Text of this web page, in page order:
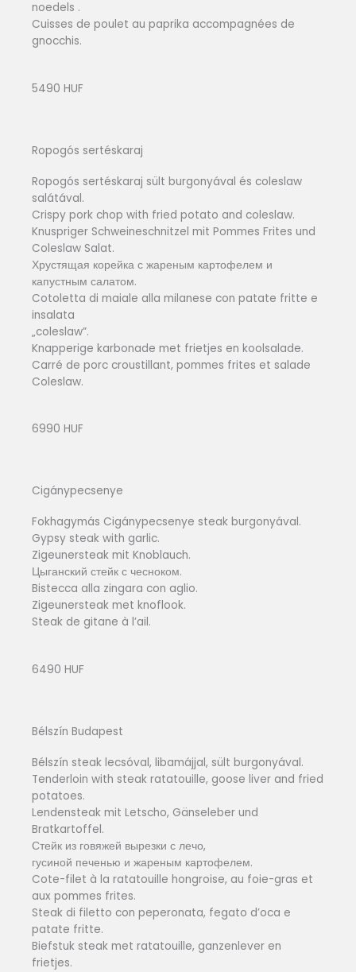
noedels .
Cuisses de poulet au paprika accompagnées de
gnocchis.
5490 HUF
Ropogós sertéskaraj
Ropogós sertéskaraj sült burgonyával és coleslaw
salátával.
Crispy pork chop with fried potato and coleslaw.
Knuspriger Schweineschnitzel mit Pommes Frites und
Coleslaw Salat.
Хрустящая корейка с жареным картофелем и
капустным салатом.
Cotoletta di maiale alla milanese con patate fritte e
insalata
„coleslaw”.
Knapperige karbonade met frietjes en koolsalade.
Carré de porc croustillant, pommes frites et salade
Coleslaw.
6990 HUF
Cigánypecsenye
Fokhagymás Cigánypecsenye steak burgonyával.
Gypsy steak with garlic.
Zigeunersteak mit Knoblauch.
Цыганский стейк с чесноком.
Bistecca alla zingara con aglio.
Zigeunersteak met knoflook.
Steak de gitane à l’ail.
6490 HUF
Bélszín Budapest
Bélszín steak lecsóval, libamájjal, sült burgonyával.
Tenderloin with steak ratatouille, goose liver and fried
potatoes.
Lendensteak mit Letscho, Gänseleber und
Bratkartoffel.
Стейк из говяжей вырезки с лечо,
гусиной печенью и жареным картофелем.
Cote-filet à la ratatouille hongroise, au foie-gras et
aux pommes frites.
Steak di filetto con peperonata, fegato d’oca e
patate fritte.
Biefstuk steak met ratatouille, ganzenlever en
frietjes.